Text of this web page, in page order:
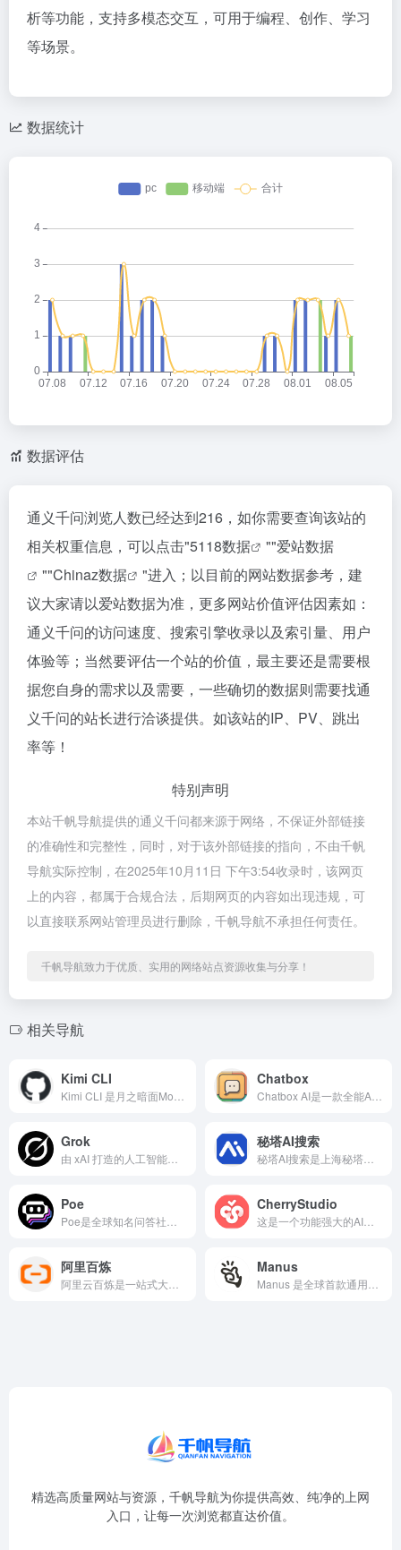
析等功能，支持多模态交互，可用于编程、创作、学习
等场景。
数据统计
数据评估
通义千问浏览人数已经达到216，如你需要查询该站的
相关权重信息，可以点击"5118数据 ""爱站数据
""Chinaz数据
"进入；以目前的网站数据参考，建
议大家请以爱站数据为准，更多网站价值评估因素如：
通义千问的访问速度、搜索引擎收录以及索引量、用户
体验等；当然要评估一个站的价值，最主要还是需要根
据您自身的需求以及需要，一些确切的数据则需要找通
义千问的站长进行洽谈提供。如该站的IP、PV、跳出
率等！
特别声明
本站千帆导航提供的通义千问都来源于网络，不保证外部链接
的准确性和完整性，同时，对于该外部链接的指向，不由千帆
导航实际控制，在2025年10月11日 下午3:54收录时，该网页
上的内容，都属于合规合法，后期网页的内容如出现违规，可
以直接联系网站管理员进行删除，千帆导航不承担任何责任。
千帆导航致力于优质、实用的网络站点资源收集与分享！
相关导航
Kimi CLI Chatbox
Grok 秘塔AI搜索
Poe CherryStudio
阿里百炼 Manus
精选高质量网站与资源，千帆导航为你提供高效、纯净的上网
入口，让每一次浏览都直达价值。